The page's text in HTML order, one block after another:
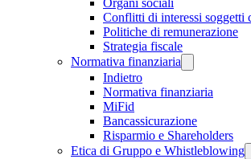
Organi sociali
Conflitti di interessi soggetti
Politiche di remunerazione
Strategia fiscale
Normativa finanziaria
Indietro
Normativa finanziaria
MiFid
Bancassicurazione
Risparmio e Shareholders
Etica di Gruppo e Whistleblowing